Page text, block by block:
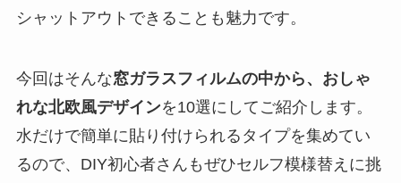
シャットアウトできることも魅力です。
今回はそんな窓ガラスフィルムの中から、おしゃ
れな北欧風デザインを10選にしてご紹介します。
水だけで簡単に貼り付けられるタイプを集めてい
るので、DIY初心者さんもぜひセルフ模様替えに挑